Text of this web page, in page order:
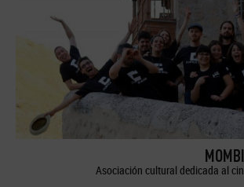
Asociación cultural dedicada al